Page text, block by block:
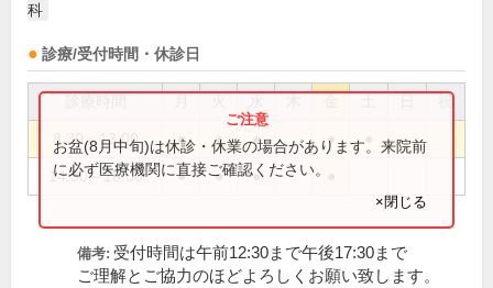
科
診療/受付時間・休診日
祝
8:30～13:00 ● ● ● ●
14:30～18:00 ● ● ●
お盆(8月中旬)は休診・休業の場合があります。来院前
に必ず医療機関に直接ご確認ください。
×閉じる
備考: 受付時間は午前12:30まで午後17:30まで
ご理解とご協力のほどよろしくお願い致します。